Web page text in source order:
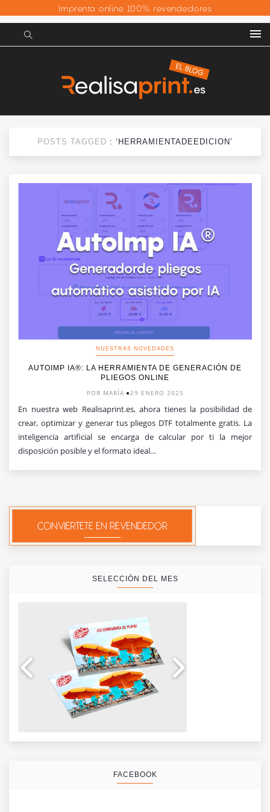
Imprenta online 100% revendedores
POSTS TAGGED : ‘HERRAMIENTADEEDICION’
NUESTRAS NOVEDADES
AUTOIMP IA®: LA HERRAMIENTA DE GENERACIÓN DE
PLIEGOS ONLINE
POR MARÍA
29 ENERO 2025
En nuestra web Realisaprint.es, ahora tienes la posibilidad de
crear, optimizar y generar tus pliegos DTF totalmente gratis. La
inteligencia artificial se encarga de calcular por ti la mejor
disposición posible y el formato ideal…
SELECCIÓN DEL MES
FACEBOOK